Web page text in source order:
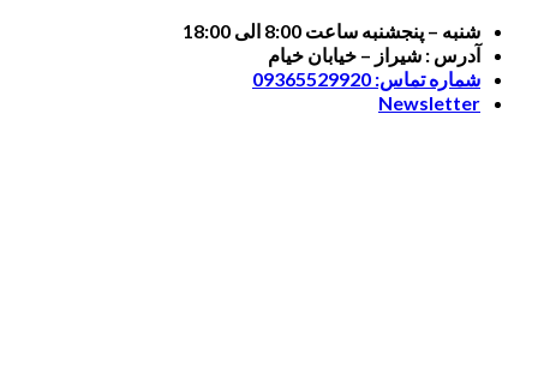
Skip
content
شنبه – پنجشنبه ساعت 8:00 الی 18:00
آدرس : شیراز – خیابان خیام
شماره تماس: 09365529920
Newsletter